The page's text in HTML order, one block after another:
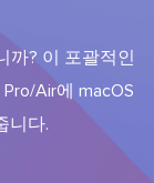
까? 이 포괄적인
Air에 macOS
니다.